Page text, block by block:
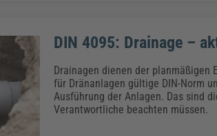
DIN 4095: Drainage –
Drainagen dienen der planmäßigen
für Dränanlagen gültige DIN-Norm
Ausführung der Anlagen. Das sind
Verantwortliche beachten müssen.